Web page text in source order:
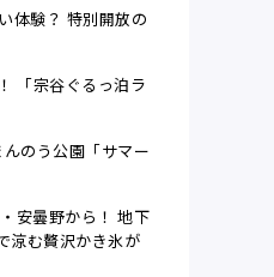
体験？ 特別開放の
「宗谷ぐるっ泊ラ
のう公園「サマー
安曇野から！ 地下
涼む贅沢かき氷が